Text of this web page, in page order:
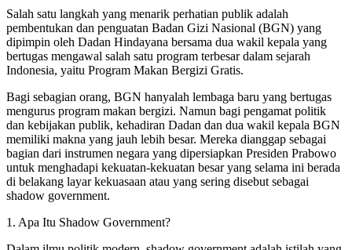
Salah satu langkah yang menarik perhatian publik adalah
pembentukan dan penguatan Badan Gizi Nasional (BGN) yang
dipimpin oleh Dadan Hindayana bersama dua wakil kepala yang
bertugas mengawal salah satu program terbesar dalam sejarah
Indonesia, yaitu Program Makan Bergizi Gratis.
Bagi sebagian orang, BGN hanyalah lembaga baru yang bertugas
mengurus program makan bergizi. Namun bagi pengamat politik
dan kebijakan publik, kehadiran Dadan dan dua wakil kepala BGN
memiliki makna yang jauh lebih besar. Mereka dianggap sebagai
bagian dari instrumen negara yang dipersiapkan Presiden Prabowo
untuk menghadapi kekuatan-kekuatan besar yang selama ini berada
di belakang layar kekuasaan atau yang sering disebut sebagai
shadow government.
1. Apa Itu Shadow Government?